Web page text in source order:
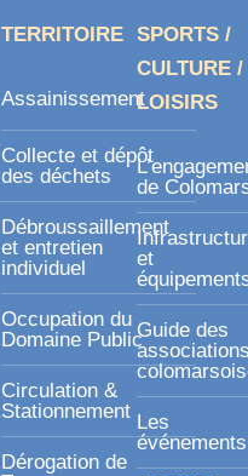
TERRITOIRE
Assainissement
Collecte et dépôt
des déchets
Débroussaillement
et entretien
individuel
Occupation du
Domaine Public
Circulation &
Stationnement
Dérogation de
SPORTS /
CULTURE /
LOISIRS
de
et
Guide des
Les
événements